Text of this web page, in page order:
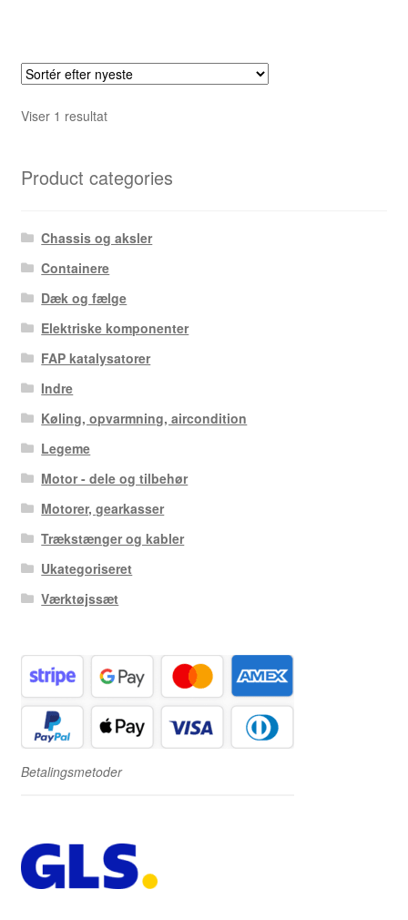
Viser 1 resultat
Product categories
Chassis og aksler
Containere
Dæk og fælge
Elektriske komponenter
FAP katalysatorer
Indre
Køling, opvarmning, aircondition
Legeme
Motor - dele og tilbehør
Motorer, gearkasser
Trækstænger og kabler
Ukategoriseret
Værktøjssæt
Betalingsmetoder